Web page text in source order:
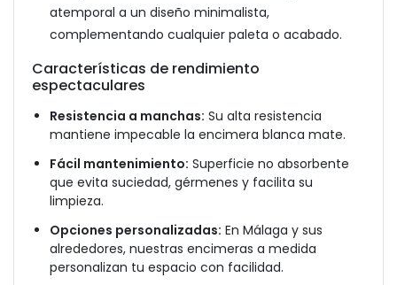
atemporal a un diseño minimalista,
complementando cualquier paleta o acabado.
Características de rendimiento
espectaculares
Resistencia a manchas: Su alta resistencia
mantiene impecable la encimera blanca mate.
Fácil mantenimiento: Superficie no absorbente
que evita suciedad, gérmenes y facilita su
limpieza.
Opciones personalizadas: En Málaga y sus
alrededores, nuestras encimeras a medida
personalizan tu espacio con facilidad.